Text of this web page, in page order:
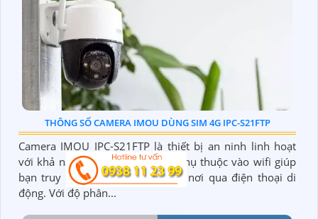
THÔNG SỐ CAMERA IMOU DÙNG SIM 4G IPC-S21FTP
Camera IMOU IPC-S21FTP là thiết bị an ninh linh hoạt
với khả năng kết nối 4G không phụ thuộc vào wifi giúp
bạn truy cập video mọi lúc, mọi nơi qua điện thoại di
động. Với độ phân...